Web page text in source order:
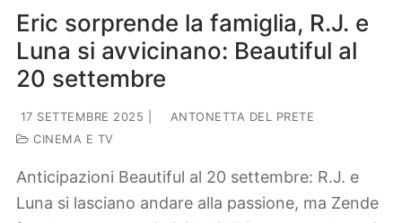
Eric sorprende la famiglia, R.J. e
Luna si avvicinano: Beautiful al
20 settembre
17 SETTEMBRE 2025
ANTONETTA DEL PRETE
CINEMA E TV
Anticipazioni Beautiful al 20 settembre: R.J. e
Luna si lasciano andare alla passione, ma Zende